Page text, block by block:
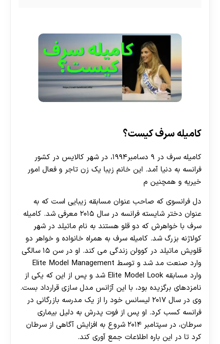
کامیله سرف کیست؟
کامیله سرف در ۹ دسامبر۱۹۹۴، در شهر کالایس در کشور
فرانسه به دنیا آمد. این خانم زیبا یک زن تاجر و فعال امور
خیریه و همچنین م
دل فرانسوی که صاحب عنوان مسابقه زیبایی است که به
عنوان دختر شایسته فرانسه در سال ۲۰۱۵ معرفی شد. کامیله
سرف با خواهرش که دو قلو هستند به نام ماتیلد در شهر
کولاژنه بزرگ شد. کامیله سرف به همراه خانواده و خواهر دو
قلویش ماتیلد در کوولن زندگی می ‌کند. او در سن ۱۵ سالگی
وارد صنعت مد شد و توسط Elite Model Management
وارد مسابقه Elite Model Look شد و پس از این که یکی از
نامزدهای برگزیده بود، با این آژانس مدل سازی قرارداد بست.
وی در سال ۲۰۱۷ لیسانس خود را از یک مدرسه بازرگانی در
فرانسه کسب کرد. او پس از فوت پدرش به دلیل بیماری
سرطان، در سپتامبر ۲۰۱۴ شروع به افزایش آگاهی از سرطان
کرد تا در این باره اطلاعات جمع آوری کند.